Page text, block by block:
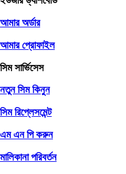
আমার অর্ডার
আমার প্রোফাইল
সিম সার্ভিসেস
নতুন সিম কিনুন
সিম রিপ্লেসমেন্ট
এম এন পি করুন
মালিকানা পরিবর্তন